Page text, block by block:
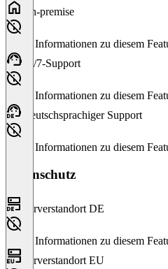
On-premise
Keine Informationen zu diesem
24/7-Support
Keine Informationen zu diesem
Deutschsprachiger Support
Keine Informationen zu diesem
Datenschutz
Serverstandort DE
Keine Informationen zu diesem
Serverstandort EU